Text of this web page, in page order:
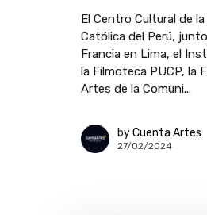
El Centro Cultural de
Católica del Perú,
Francia en Lima, el
la Filmoteca PUCP, la
Artes de la Comuni...
byCuenta Artes
27/02/2024